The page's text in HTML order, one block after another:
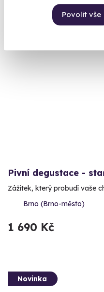
Povolit vše
Pivní degustace -
Zážitek, který probudí vaše
Brno (Brno-město)
1 690 Kč
Novinka